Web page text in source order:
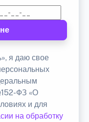
я даю свое
ФЗ «О
и для
на обработку